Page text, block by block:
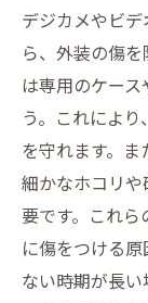
デジカメやビ
ら、外装の傷
は専用のケー
う。これによ
を守れます。ま
細かなホコリ
要です。これ
に傷をつける
ない時期が長